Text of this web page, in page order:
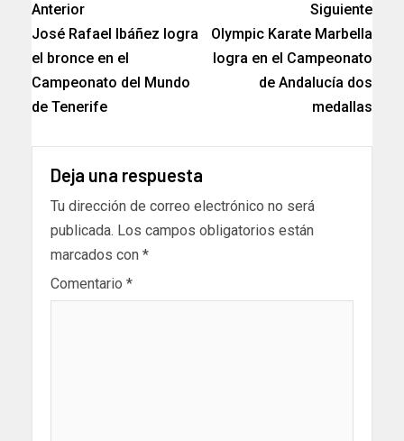
Anterior
José Rafael Ibáñez logra
el bronce en el
Campeonato del Mundo
de Tenerife
Siguiente
Olympic Karate Marbella
logra en el Campeonato
de Andalucía dos
medallas
Deja una respuesta
Tu dirección de correo electrónico no será
publicada. Los campos obligatorios están
marcados con *
Comentario *